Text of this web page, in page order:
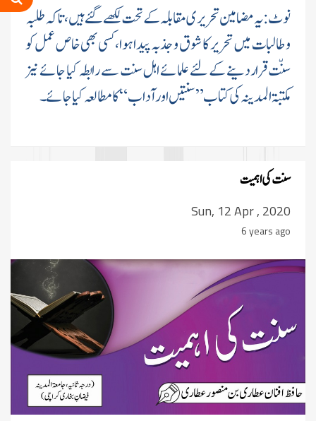
نوٹ:یہ مضامین تحریری مقابلہ کے تحت لکھے گئے ہیں، تاکہ طلبہ
و طالبات میں تحریر کا شوق و جذبہ پیدا ہوا، کسی بھی خاص عمل کو
سنّت قرار دینے کے لئے علمائے اہل سنت سے رابطہ کیا جائے نیز
مکتبۃ المدینہ کی کتاب”سنتیں اور آداب“ کا مطالعہ کیا جائے۔
سنت کی اہمیت
Sun, 12 Apr , 2020
6 years ago